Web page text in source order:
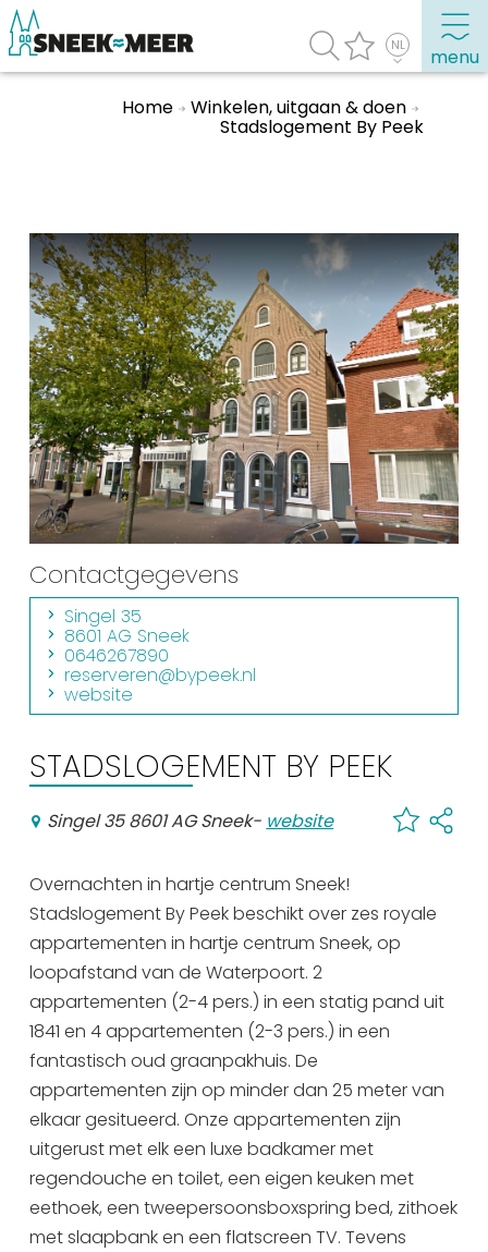
menu
Toeristische informatie
Bezienswaardigheden
Winkelen, uitgaan en doen
Eten, drinken & uitgaan
Watersport
Overnachten
Winkelen
Arrangementen
Jouw Sneek
De Friese meren
Other languages
UITagenda
Routes
Veel bezochte pagina's:
Top 10 leuke dingen
Vakantie vieren in Sneek
Uitgaan in Sneek
Overnachten in Sneek
Citygame Escapegame Sneek
Webcams
De leukste routes
Interactieve plattegrond van Sneek
Winkelen in Sneek
Bootverhuur
Home Winkelen, uitgaan & doen
Stadslogement By Peek
Contactgegevens
Singel 35
8601 AG Sneek
0646267890
reserveren@bypeek.nl
website
STADSLOGEMENT BY PEEK
Singel 35 8601 AG Sneek- website
Overnachten in hartje centrum Sneek!
Stadslogement By Peek beschikt over zes royale
appartementen in hartje centrum Sneek, op
loopafstand van de Waterpoort. 2
appartementen (2-4 pers.) in een statig pand uit
1841 en 4 appartementen (2-3 pers.) in een
fantastisch oud graanpakhuis. De
appartementen zijn op minder dan 25 meter van
elkaar gesitueerd. Onze appartementen zijn
uitgerust met elk een luxe badkamer met
regendouche en toilet, een eigen keuken met
eethoek, een tweepersoonsboxspring bed, zithoek
met slaapbank en een flatscreen TV. Tevens